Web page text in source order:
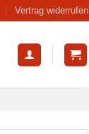
Vertrag widerrufen